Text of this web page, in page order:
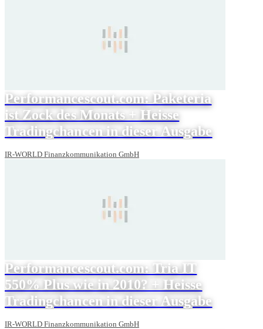
Performancescout.com: Paketeria
ist Zock des Monats + Heisse
Tradingchancen in dieser Ausgabe
IR-WORLD Finanzkommunikation GmbH
Performancescout.com: Tria IT
550% Plus wie in 2010? + Heisse
Tradingchancen in dieser Ausgabe
IR-WORLD Finanzkommunikation GmbH